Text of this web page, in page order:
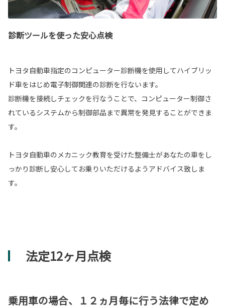
診断ツールを使った安心点検
トヨタ自動車指定のコンピューター診断機を使用してハイブリッ
ド車をはじめ電子制御関連の診断を行ないます。
診断機を接続しチェックを行なうことで、コンピューター制御さ
れているシステムから制御部品まで異常を発見することができま
す。
トヨタ自動車のメカニック教育を受けた整備士があなたの車をし
っかり診断し安心してお乗りいただけるようアドバイス致しま
す。
法定12ヶ月点検
乗用車の場合、１２ヵ月毎に行う法律で定め